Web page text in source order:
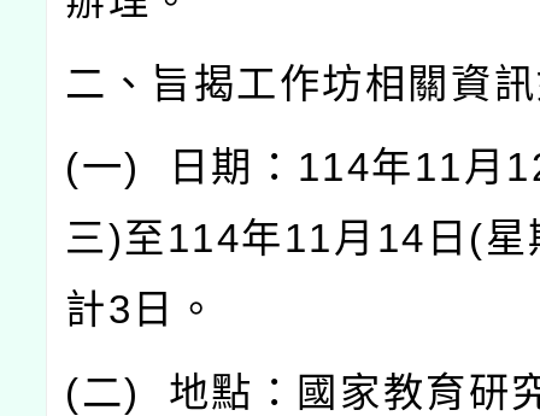
二、旨揭工作坊相關資
(一) 日期： 114年11月
三)至114年11月 14 日 (星
計3 日。
(二) 地點：國家教育研